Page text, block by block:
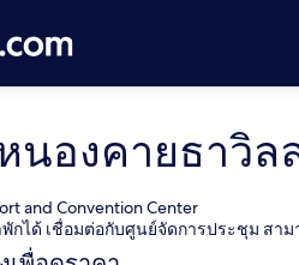
นองคายธาวิ
and Convention Center
พักได้ เชื่อมต่อกับศูนย์จัดการประชุม สา